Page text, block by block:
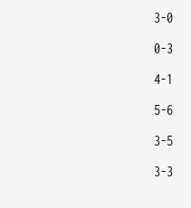
3-0
0-3
4-1
5-6
3-5
3-3